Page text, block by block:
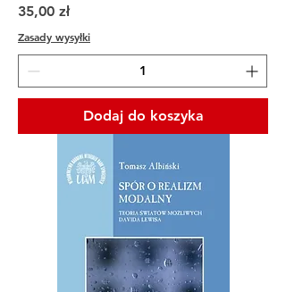
Cena
35,00 zł
Zasady wysyłki
Dodaj do koszyka